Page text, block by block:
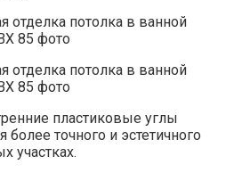
пластиковые углы
точного и эстетичного
участках.